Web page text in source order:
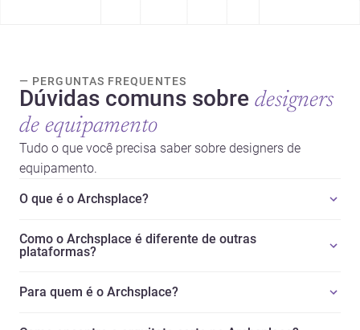
— PERGUNTAS FREQUENTES
Dúvidas comuns sobre designers
de equipamento
Tudo o que você precisa saber sobre designers de
equipamento.
O que é o Archsplace?
Como o Archsplace é diferente de outras
plataformas?
Para quem é o Archsplace?